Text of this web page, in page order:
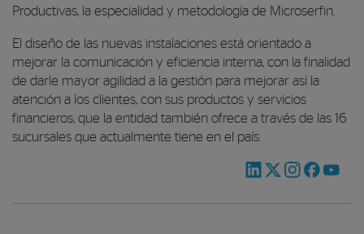
Productivas, la especialidad y metodología de Microserfin.
El diseño de las nuevas instalaciones está orientado a
mejorar la comunicación y eficiencia interna, con la finalidad
de darle mayor agilidad a la gestión para mejorar así la
atención a los clientes, con sus productos y servicios
financieros, que la entidad también ofrece a través de las 16
sucursales que actualmente tiene en el país.